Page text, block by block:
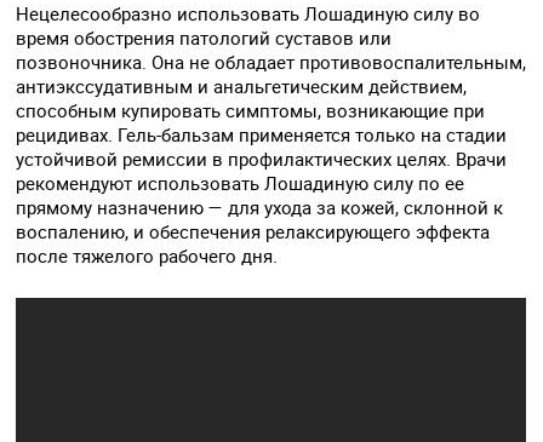
Нецелесообразно использовать Лошадиную силу во
время обострения патологий суставов или
позвоночника. Она не обладает противовоспалительным,
антиэкссудативным и анальгетическим действием,
способным купировать симптомы, возникающие при
рецидивах. Гель-бальзам применяется только на стадии
устойчивой ремиссии в профилактических целях. Врачи
рекомендуют использовать Лошадиную силу по ее
прямому назначению — для ухода за кожей, склонной к
воспалению, и обеспечения релаксирующего эффекта
после тяжелого рабочего дня.